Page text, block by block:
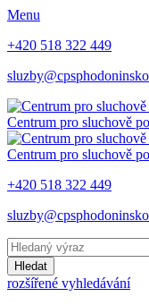
Menu
+420 518 322 449
Centrum pro sluchově
Centrum pro sluchově
+420 518 322 449
Hledat
rozšířené vyhledávání